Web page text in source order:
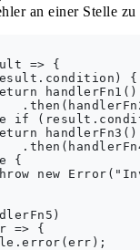
an einer Stelle zu
=> {
{
handlerFn1()
if
handlerFn3()
{
new
=> {